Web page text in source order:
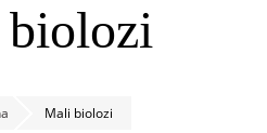
Mali biolozi